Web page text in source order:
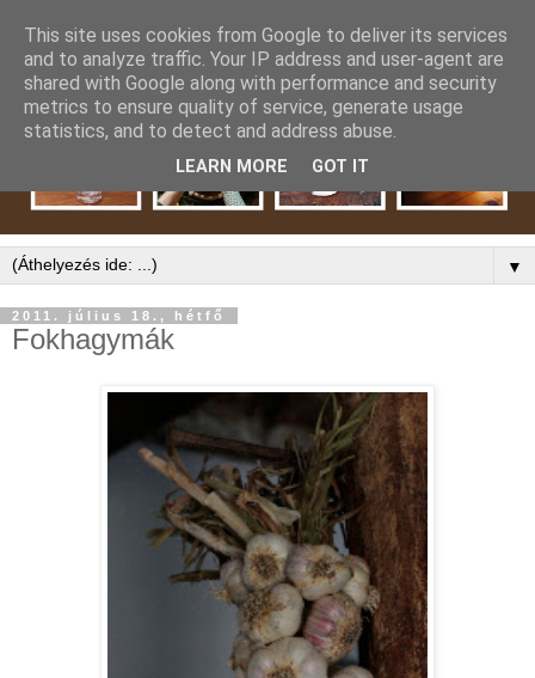
▼
2011. július 18., hétfő
Fokhagymák
This site uses cookies from Google to deliver its services
and to analyze traffic. Your IP address and user-agent are
shared with Google along with performance and security
metrics to ensure quality of service, generate usage
statistics, and to detect and address abuse.
LEARN MORE GOT IT